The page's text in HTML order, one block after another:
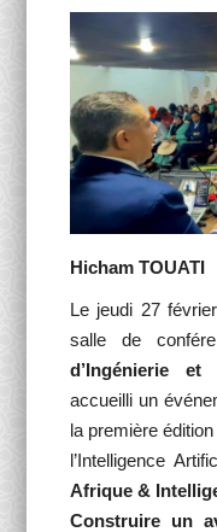
Activités Para-
Gallery
Language
Français
Hicham TOUATI
Le jeudi 27
salle de
d’Ingénierie
accueilli un
la première
l’Intelligence
Afrique &
Construire un